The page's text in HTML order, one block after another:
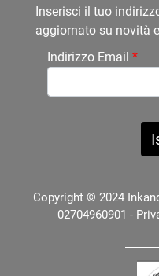
Inserisci il tuo
aggiornato su novità
Indirizzo Email *
Copyright © 2024
02704960901 -